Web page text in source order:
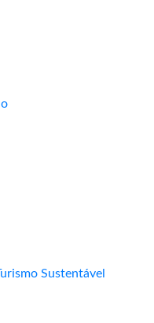
Sustentável